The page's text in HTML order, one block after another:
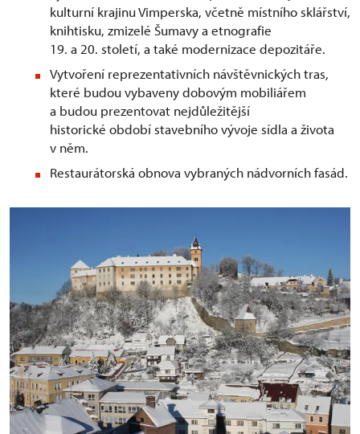
kulturní krajinu Vimperska, včetně místního sklářství,
knihtisku, zmizelé Šumavy a etnografie
19. a 20. století, a také modernizace depozitáře.
Vytvoření reprezentativních návštěvnických tras,
které budou vybaveny dobovým mobiliářem
a budou prezentovat nejdůležitější
historické období stavebního vývoje sídla a života
v něm.
Restaurátorská obnova vybraných nádvorních fasád.